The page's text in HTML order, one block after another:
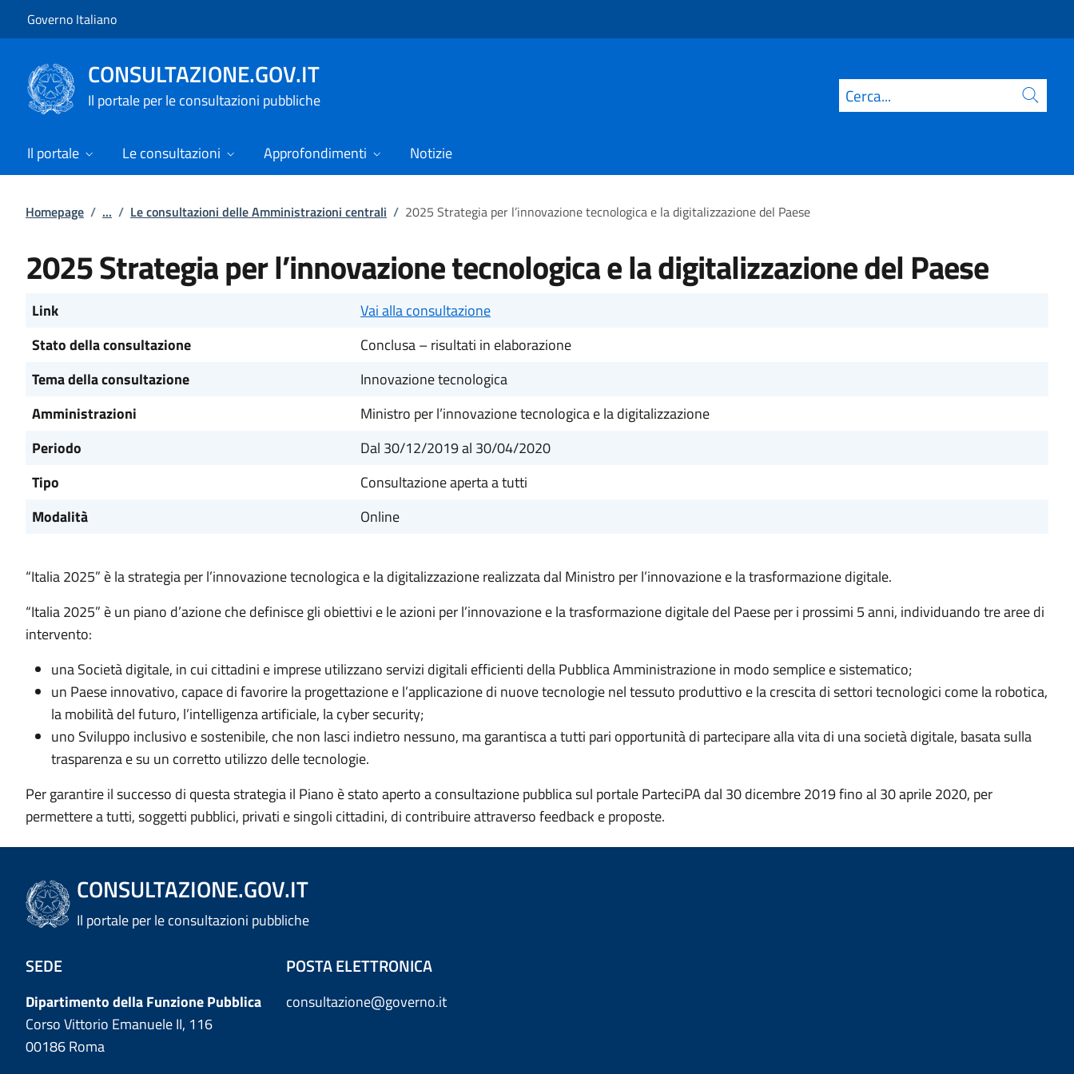
Governo Italiano
CONSULTAZIONE.GOV.IT
Il portale per le consultazioni pubbliche Cerca
Il portale Le consultazioni Approfondimenti Notizie
Homepage / ... / Le consultazioni delle Amministrazioni centrali / 2025 Strategia per l’innovazione tecnologica e la digitalizzazione del Paese
2025 Strategia per l’innovazione tecnologica e la digitalizzazione del Paese
Link
Vai alla consultazione
Stato della consultazione
Conclusa – risultati in elaborazione
Tema della consultazione
Innovazione tecnologica
Amministrazioni
Ministro per l’innovazione tecnologica e la digitalizzazione
Periodo
Dal 30/12/2019al 30/04/2020
Tipo
Consultazione aperta a tutti
Modalità
Online
“Italia 2025” è la strategia per l’innovazione tecnologica e la digitalizzazione realizzata dal Ministro per l’innovazione e la trasformazione digitale.
“Italia 2025” è un piano d’azione che definisce gli obiettivi e le azioni per l’innovazione e la trasformazione digitale del Paese per i prossimi 5 anni, individuando tre aree di
intervento:
una Società digitale, in cui cittadini e imprese utilizzano servizi digitali efficienti della Pubblica Amministrazione in modo semplice e sistematico;
un Paese innovativo, capace di favorire la progettazione e l’applicazione di nuove tecnologie nel tessuto produttivo e la crescita di settori tecnologici come la robotica,
la mobilità del futuro, l’intelligenza artificiale, la cyber security;
uno Sviluppo inclusivo e sostenibile, che non lasci indietro nessuno, ma garantisca a tutti pari opportunità di partecipare alla vita di una società digitale, basata sulla
trasparenza e su un corretto utilizzo delle tecnologie.
Per garantire il successo di questa strategia il Piano è stato aperto a consultazione pubblica sul portale ParteciPA dal 30 dicembre 2019 fino al 30 aprile 2020, per
permettere a tutti, soggetti pubblici, privati e singoli cittadini, ​di contribuire attraverso feedback e proposte.
CONSULTAZIONE.GOV.IT
Il portale per le consultazioni pubbliche
SEDE
Dipartimento della Funzione Pubblica
Corso Vittorio Emanuele II, 116
00186 Roma
POSTA ELETTRONICA
consultazione@governo.it